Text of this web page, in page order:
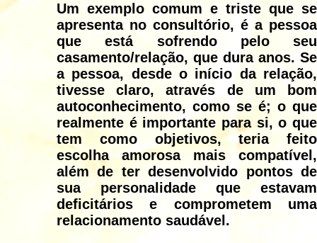
Um exemplo comum e triste que se
apresenta no consultório, é a pessoa
que está sofrendo pelo seu
casamento/relação, que dura anos. Se
a pessoa, desde o início da relação,
tivesse claro, através de um bom
autoconhecimento, como se é; o que
realmente é importante para si, o que
tem como objetivos, teria feito
escolha amorosa mais compatível,
além de ter desenvolvido pontos de
sua personalidade que estavam
deficitários e comprometem uma
relacionamento saudável.